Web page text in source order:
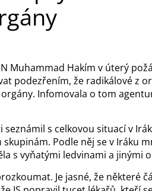
Muhammad Hakím v úterý
podezřením, že radikálové z
Infomovala o tom
seznámil s celkovou situací v
Podle něj se v Iráku
s vyňatými ledvinami a jinými
Je jasné, že některé